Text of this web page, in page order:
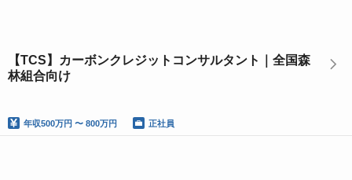
【TCS】カーボンクレジットコンサルタント｜全国森
林組合向け
年収500万円 〜 800万円 正社員